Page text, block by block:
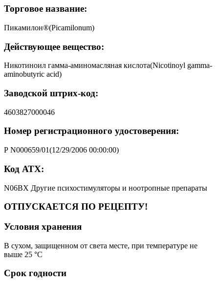
Торговое название:
Пикамилон®(Picamilonum)
Действующее вещество:
Никотиноил гамма-аминомасляная кислота(Nicotinoyl gamma-
aminobutyric acid)
Заводской штрих-код:
4603827000046
Номер регистрационного удостоверения:
Р N000659/01(12/29/2006 00:00:00)
Код АТХ:
N06BX Другие психостимуляторы и ноотропные препараты
ОТПУСКАЕТСЯ ПО РЕЦЕПТУ!
Условия хранения
В сухом, защищенном от света месте, при температуре не
выше 25 °C
Срок годности